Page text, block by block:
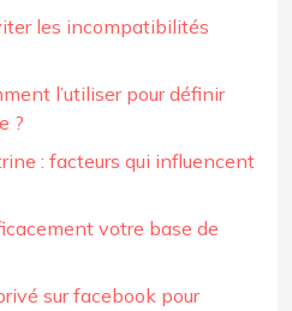
les incompatibilités
l’utiliser pour définir
?
: facteurs qui influencent
votre base de
sur facebook pour